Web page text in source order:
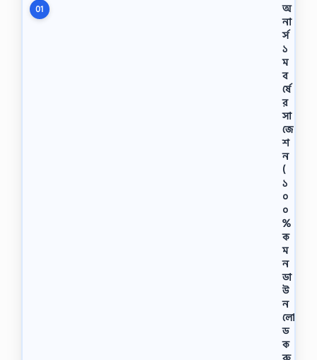
01
অ
না
র্স
১
ম
ব
র্ষে
র
সা
জে
শ
ন
(
১
০
০
%
ক
ম
ন
ডা
উ
ন
লো
ড
ক
রু